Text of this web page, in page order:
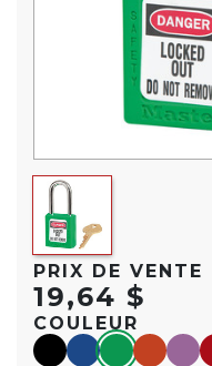
PRIX DE VENTE
19,64 $
COULEUR
blackbluegreenorangepurple